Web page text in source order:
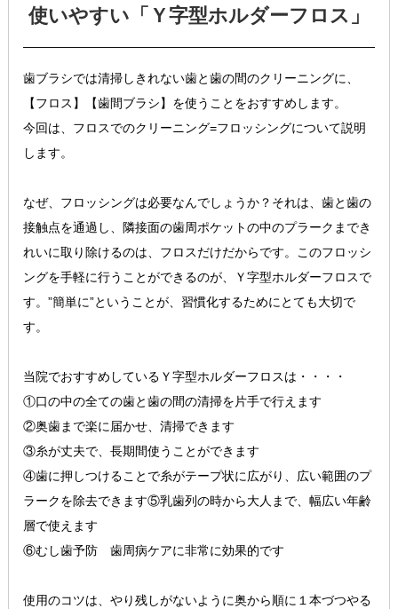
使いやすい「Ｙ字型ホルダーフロス」
歯ブラシでは清掃しきれない歯と歯の間のクリーニングに、
【フロス】【歯間ブラシ】を使うことをおすすめします。
今回は、フロスでのクリーニング=フロッシングについて説明
します。
なぜ、フロッシングは必要なんでしょうか？それは、歯と歯の
接触点を通過し、隣接面の歯周ポケットの中のプラークまでき
れいに取り除けるのは、フロスだけだからです。このフロッシ
ングを手軽に行うことができるのが、Ｙ字型ホルダーフロスで
す。”簡単に”ということが、習慣化するためにとても大切で
す。
当院でおすすめしているＹ字型ホルダーフロスは・・・・
①口の中の全ての歯と歯の間の清掃を片手で行えます
②奥歯まで楽に届かせ、清掃できます
③糸が丈夫で、長期間使うことができます
④歯に押しつけることで糸がテープ状に広がり、広い範囲のプ
ラークを除去できます⑤乳歯列の時から大人まで、幅広い年齢
層で使えます
⑥むし歯予防 歯周病ケアに非常に効果的です
使用のコツは、やり残しがないように奥から順に１本づつやる